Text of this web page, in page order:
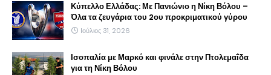
Κύπελλο Ελλάδας: Με Πανιώνιο η Νίκη Βόλου –
Όλα τα ζευγάρια του 2ου προκριματικού γύρου
Ιούλιος 31, 2026
Ισοπαλία με Μαρκό και φινάλε στην Πτολεμαΐδα
για τη Νίκη Βόλου